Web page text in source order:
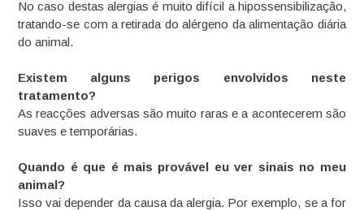
No caso destas alergias é muito difícil a hipossensibilização,
tratando-se com a retirada do alérgeno da alimentação diária
do animal.
Existem alguns perigos envolvidos neste
tratamento?
As reacções adversas são muito raras e a acontecerem são
suaves e temporárias.
Quando é que é mais provável eu ver sinais no meu
animal?
Isso vai depender da causa da alergia. Por exemplo, se a for